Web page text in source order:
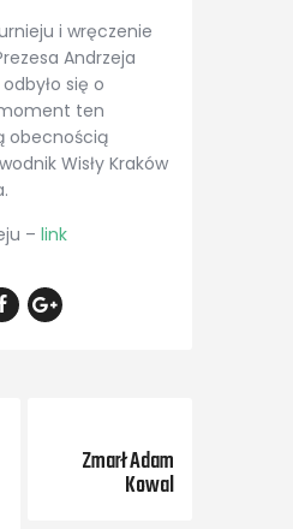
i wręczenie
Andrzeja
się o
ten
obecnością
Wisły Kraków
– link
Zmarł Adam
Kowal